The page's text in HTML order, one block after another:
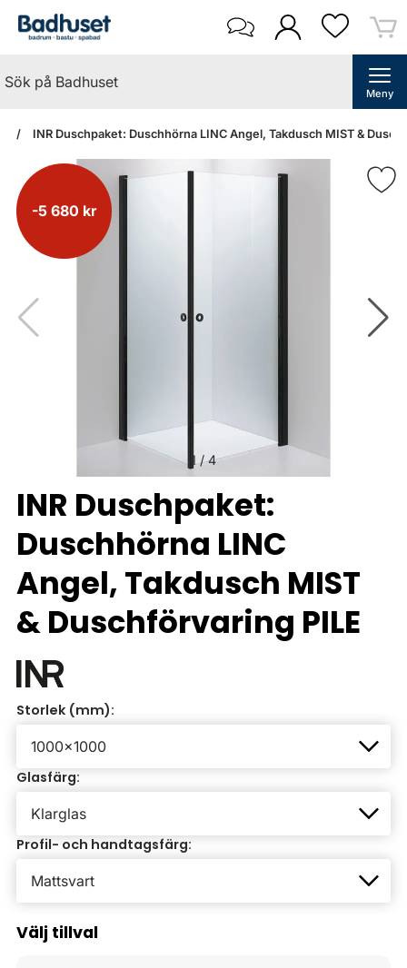
Meny
INR Duschpaket: Duschhörna LINC Angel, Takdusch MIST &
-5 680 kr
1/4
INR Duschpaket:
Duschhörna LINC
Angel, Takdusch MIST
& Duschförvaring PILE
Storlek (mm):
Glasfärg:
Profil- och handtagsfärg:
Välj tillval